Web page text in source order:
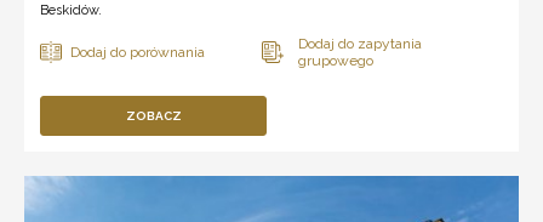
Beskidów.
ZOBACZ